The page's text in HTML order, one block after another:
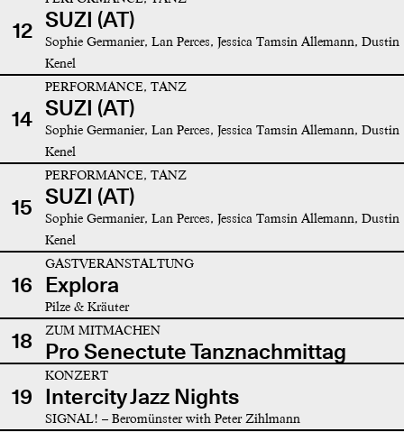
12 SUZI (AT)
Sophie Germanier, Lan Perces, Jessica Tamsin Allemann, Dustin
Kenel
14
PERFORMANCE, TANZ
SUZI (AT)
Sophie Germanier, Lan Perces, Jessica Tamsin Allemann, Dustin
Kenel
15
PERFORMANCE, TANZ
SUZI (AT)
Sophie Germanier, Lan Perces, Jessica Tamsin Allemann, Dustin
Kenel
16
GASTVERANSTALTUNG
Explora
Pilze & Kräuter
18 ZUM MITMACHEN
Pro Senectute Tanznachmittag
19
KONZERT
Intercity Jazz Nights
SIGNAL! – Beromünster with Peter Zihlmann